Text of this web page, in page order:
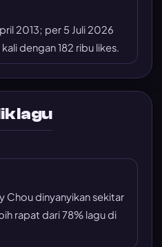
2013; per 5 Juli 2026
dengan 182 ribu likes.
lagu
Chou dinyanyikan sekitar
rapat dari 78% lagu di